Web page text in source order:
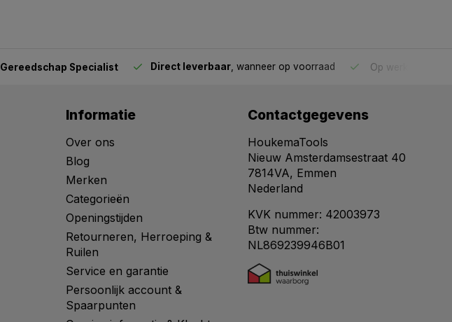
Gereedschap Specialist Direct leverbaar , wanneer op voorraad Op werkdagen
Informatie
Over ons
Blog
Merken
Categorieën
Openingstijden
Retourneren, Herroeping &
Ruilen
Service en garantie
Persoonlijk account &
Spaarpunten
Contactgegevens
HoukemaTools
Nieuw Amsterdamsestraat 40
7814VA, Emmen
Nederland
KVK nummer: 42003973
Btw nummer:
NL869239946B01